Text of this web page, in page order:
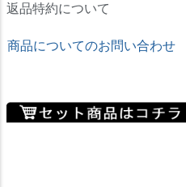
返品特約について
商品についてのお問い合わせ